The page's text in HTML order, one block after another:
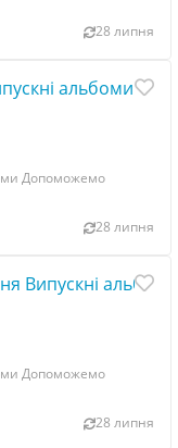
28 липня
альбоми
Допоможемо
28 липня
Випускні альбоми
Допоможемо
28 липня